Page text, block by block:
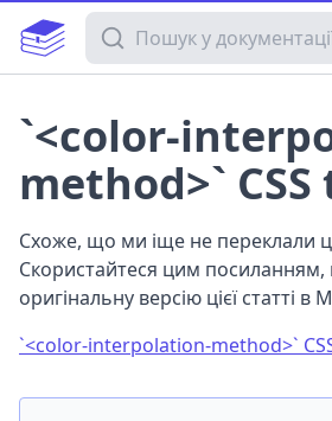
Пошук у документації
`<color-
method>` CSS
Схоже, що ми іще не переклали
Скористайтеся цим
оригінальну версію цієї статті в
`<color-interpolation-method>`